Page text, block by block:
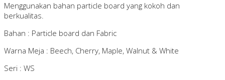
Menggunakan bahan particle board yang kokoh dan
berkualitas.
Bahan : Particle board dan Fabric
Warna Meja : Beech, Cherry, Maple, Walnut & White
Seri : WS